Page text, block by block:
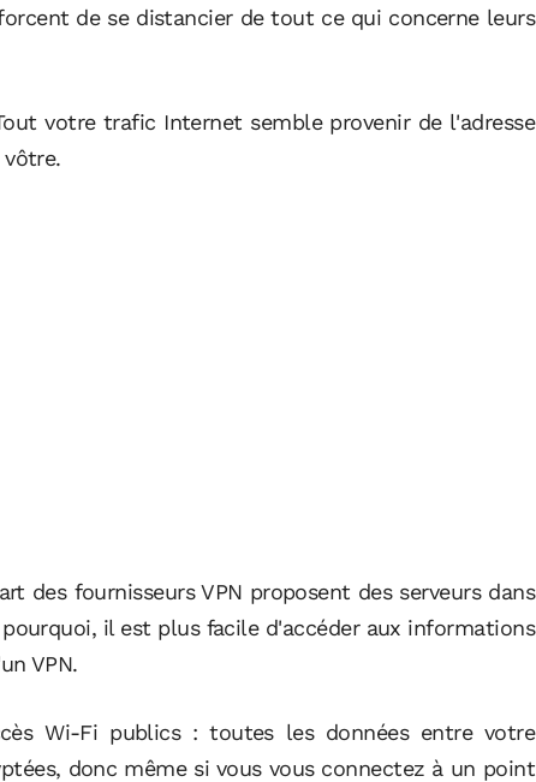
de se distancier de tout ce qui concerne leurs
votre trafic Internet semble provenir de l'adresse
des fournisseurs VPN proposent des serveurs dans
il est plus facile d'accéder aux informations
VPN.
Wi-Fi publics : toutes les données entre votre
donc même si vous vous connectez à un point